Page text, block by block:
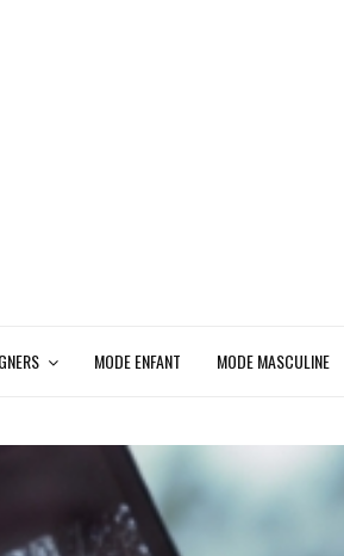
MODE ENFANT MODE MASCULINE